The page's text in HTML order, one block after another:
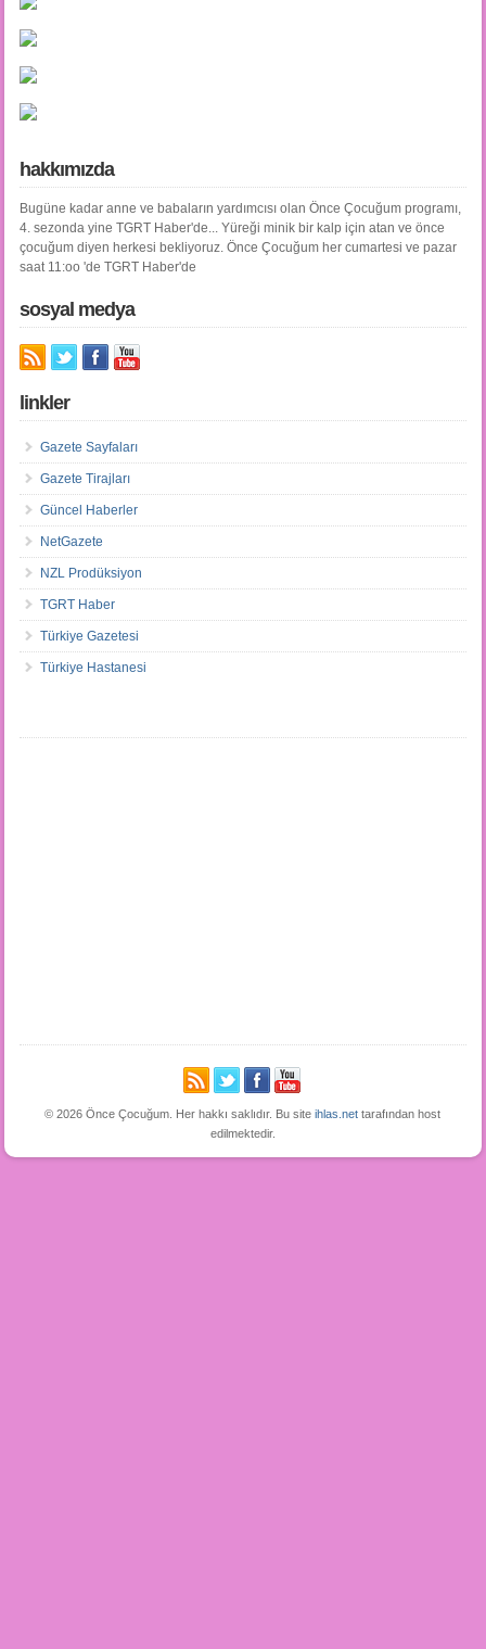
hakkımızda
Bugüne kadar anne ve babaların yardımcısı olan Önce Çocuğum programı,
4. sezonda yine TGRT Haber'de... Yüreği minik bir kalp için atan ve önce
çocuğum diyen herkesi bekliyoruz. Önce Çocuğum her cumartesi ve pazar
saat 11:oo 'de TGRT Haber'de
sosyal medya
linkler
Gazete Sayfaları
Gazete Tirajları
Güncel Haberler
NetGazete
NZL Prodüksiyon
TGRT Haber
Türkiye Gazetesi
Türkiye Hastanesi
© 2026 Önce Çocuğum. Her hakkı saklıdır. Bu siteihlas.net tarafından host
edilmektedir.